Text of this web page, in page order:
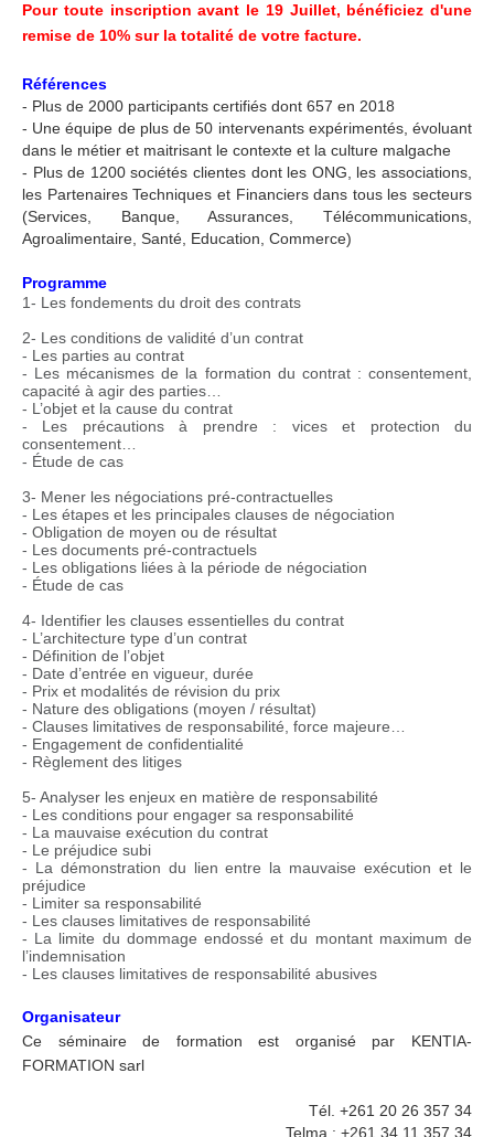
Pour toute inscription avant le 19 Juillet, bénéficiez d'une
remise de 10% sur la totalité de votre facture.
Références
- Plus de 2000 participants certifiés dont 657 en 2018
- Une équipe de plus de 50 intervenants expérimentés, évoluant
dans le métier et maitrisant le contexte et la culture malgache
- Plus de 1200 sociétés clientes dont les ONG, les associations,
les Partenaires Techniques et Financiers dans tous les secteurs
(Services, Banque, Assurances, Télécommunications,
Agroalimentaire, Santé, Education, Commerce)
Programme
1- Les fondements du droit des contrats
2- Les conditions de validité d’un contrat
- Les parties au contrat
- Les mécanismes de la formation du contrat : consentement,
capacité à agir des parties…
- L’objet et la cause du contrat
- Les précautions à prendre : vices et protection du
consentement…
- Étude de cas
3- Mener les négociations pré-contractuelles
- Les étapes et les principales clauses de négociation
- Obligation de moyen ou de résultat
- Les documents pré-contractuels
- Les obligations liées à la période de négociation
- Étude de cas
4- Identifier les clauses essentielles du contrat
- L’architecture type d’un contrat
- Définition de l’objet
- Date d’entrée en vigueur, durée
- Prix et modalités de révision du prix
- Nature des obligations (moyen / résultat)
- Clauses limitatives de responsabilité, force majeure…
- Engagement de confidentialité
- Règlement des litiges
5- Analyser les enjeux en matière de responsabilité
- Les conditions pour engager sa responsabilité
- La mauvaise exécution du contrat
- Le préjudice subi
- La démonstration du lien entre la mauvaise exécution et le
préjudice
- Limiter sa responsabilité
- Les clauses limitatives de responsabilité
- La limite du dommage endossé et du montant maximum de
l’indemnisation
- Les clauses limitatives de responsabilité abusives
Organisateur
Ce séminaire de formation est organisé par KENTIA-
FORMATION sarl
Tél. +261 20 26 357 34
Telma : +261 34 11 357 34